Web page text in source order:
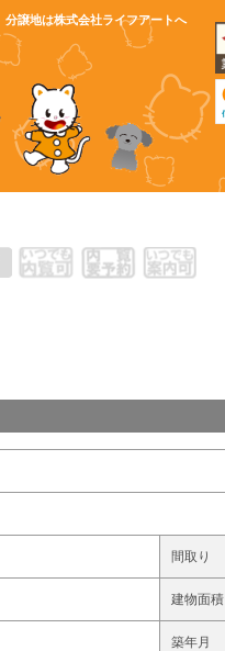
譲地は株式会社ライフアートへ
間取り
建物面積
築年月